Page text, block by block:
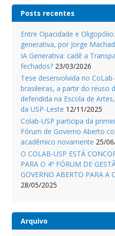
Posts recentes
Entre Opacidade e
generativa, por Jorge
IA Generativa: cadê a
fechados? 23/03/2026
Tese desenvolvida no
brasileiras, a partir do reuso
defendida na Escola de
da USP-Leste 12/11/2025
Colab-USP participa da
Fórum de Governo Aberto
acadêmico novamente 25/
O COLAB-USP ESTÁ
PARA O 4º FÓRUM DE
GOVERNO ABERTO PARA A
28/05/2025
Arquivo